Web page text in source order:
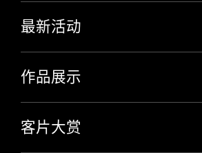
最新活动
作品展示
客片大赏